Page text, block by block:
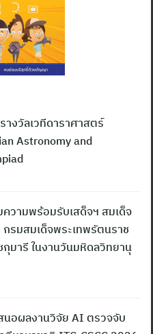
างวัลเวทีดาราศาสตร์
Astronomy and
ความพร้อมรับเสด็จฯ สมเด็จ
กรมสมเด็จพระเทพรัตนราช
มารี ในงานวันมหิดลวิทยานุ
นอผลงานวิจัย AI ตรวจจับ